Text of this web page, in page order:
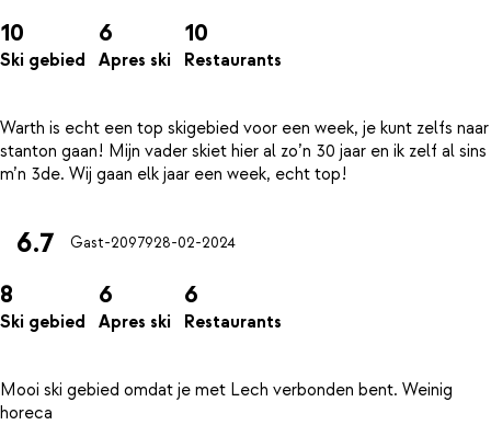
10
Ski gebied
6
Apres ski
10
Restaurants
Warth is echt een top skigebied voor een week, je kunt zelfs naar
stanton gaan! Mijn vader skiet hier al zo’n 30 jaar en ik zelf al sins
6.7 Gast-2097928-02-2024
8
Ski gebied
6
Apres ski
6
Restaurants
Mooi ski gebied omdat je met Lech verbonden bent. Weinig